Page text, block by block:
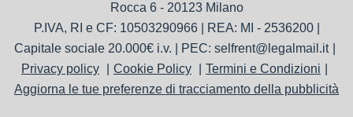
Rocca 6 - 20123 Milano
P.IVA, RI e CF: 10503290966 | REA: MI - 2536200 |
Capitale sociale 20.000€ i.v. | PEC: selfrent@legalmail.it
Privacy policy
Cookie Policy
Termini e Condizioni
Aggiorna le tue preferenze di tracciamento della pubblicità